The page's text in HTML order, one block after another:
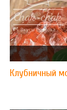
Клубничный